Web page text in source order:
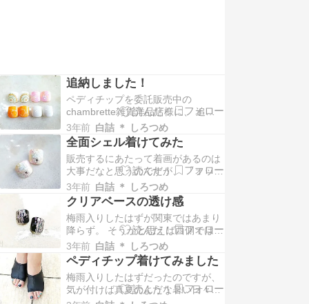
追納しました！
ペディチップを委託販売中の
chambrette雑貨洋品店様に、 追加
納品させて頂きました。 すでに
webshopの方にも掲載して頂いてお
りますので、 併せてご覧くださいま
せ。 1つのデザインを3サイズ以上
作っているので、 私としては「いっ
ぱい作った！」と思っているのです
が、 デ…
3年前 白詰 ＊ しろつめ
全面シェル着けてみた
販売するにあたって着画があるのは
大事だなと思うのですが、 「フット
ネイルを塗った足」と、 「サンダ
ル」と、 「背景映えする撮影してて
も怒られない場所」と、 「晴れの
日」と、 「私が着けられる販売品と
同じデザインのペディチップ」が必
要で、 なかなかバリエーションが難
しい…… 少し…
3年前 白詰 ＊ しろつめ
クリアベースの透け感
梅雨入りしたはずが関東ではあまり
降らず。 そうかと思えば西側では大
変な被害も出ているようで、 天災ば
かりは勝てませんがもう少し落ち着
いてくれと願うばかりです。 関東も
まだこれから降るとか？ ペディチッ
プは天候にわりと左右されるので、
3年前 白詰 ＊ しろつめ
ペディチップ着けてみました
梅雨入りしたはずだったのですが、
気が付けば真夏のような暑い日々が